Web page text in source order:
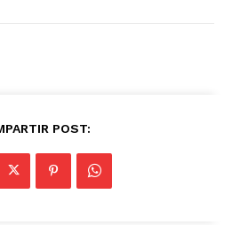
POST: